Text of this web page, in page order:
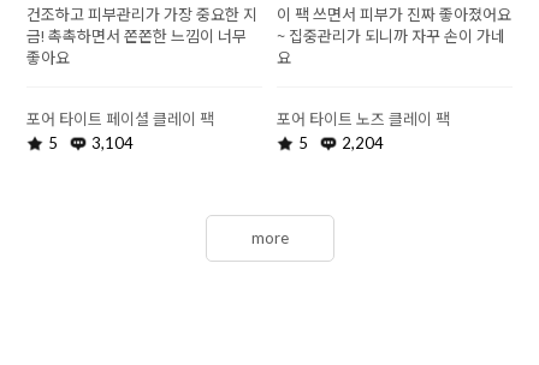
건조하고 피부관리가 가장 중요한 지
금! 촉촉하면서 쫀쫀한 느낌이 너무
좋아요
포어 타이트 페이셜 클레이 팩
5 3,104
이 팩 쓰면서 피부가 진짜 좋아졌어요
~ 집중관리가 되니까 자꾸 손이 가네
요
포어 타이트 노즈 클레이 팩
5 2,204
more